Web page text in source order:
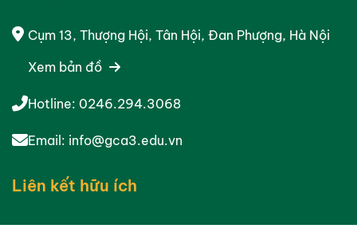
Cụm 13, Thượng Hội, Tân Hội, Đan Phượng, Hà Nội
Xem bản đồ
Hotline: 0246.294.3068
Email: info@gca3.edu.vn
Liên kết hữu ích